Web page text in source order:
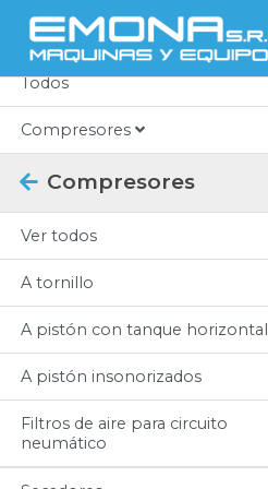
Categorias
Todos
Compresores
Compresores
Ver todos
A tornillo
A pistón con tanque horizontal
A pistón insonorizados
Filtros de aire para circuito
neumático